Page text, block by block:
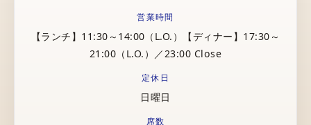
営業時間
【ランチ】11:30～14:00（L.O.）【ディナー】17:30～
21:00（L.O.）／23:00 Close
定休日
日曜日
席数